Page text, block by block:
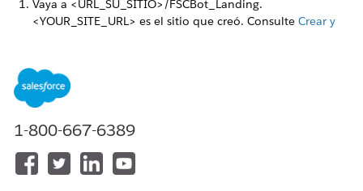
Vaya a <URL_SU_SITIO>/FSCBot_Landing.
<YOUR_SITE_URL> es el sitio que creó. Consulte Crear y
perdida
Para la tarjeta que desea reportar como perdida,
introduzca 875769 como los últimos seis dígitos.
De hecho, puede utilizar los últimos seis dígitos de
cualquier tarjeta en la ficha Cuentas financieras en su
organización de Salesforce. Accedió a esta información en
Primeros pasos.
1-800-667-6389